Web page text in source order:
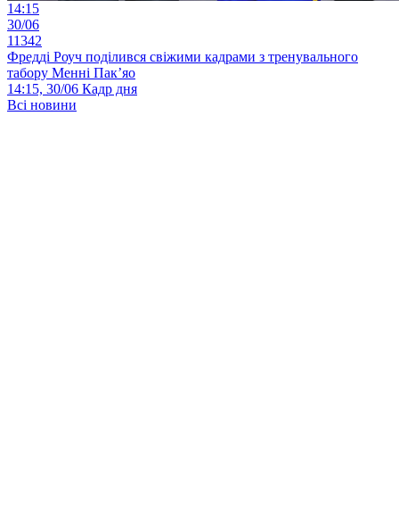
14:15
30/06
11342
Фредді Роуч поділився свіжими кадрами з тренувального
табору Менні Пак’яо
14:15, 30/06 Кадр дня
Всі новини